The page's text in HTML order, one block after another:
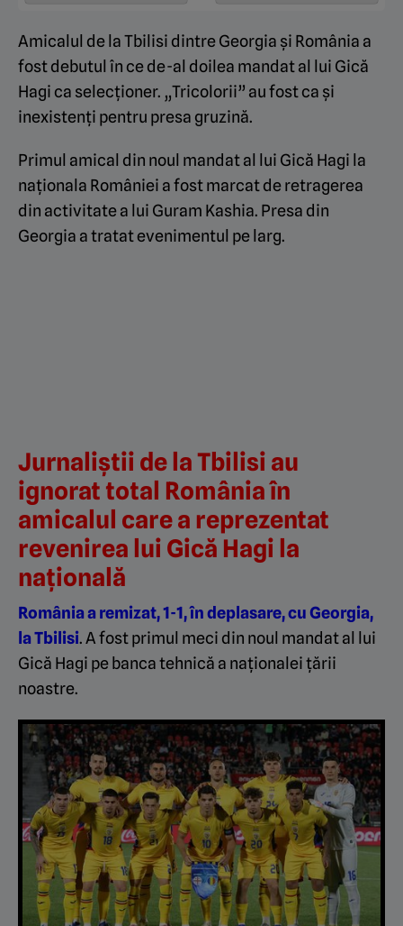
Amicalul de la Tbilisi dintre Georgia și România a
fost debutul în ce de-al doilea mandat al lui Gică
Hagi ca selecționer. „Tricolorii” au fost ca și
inexistenți pentru presa gruzină.
Primul amical din noul mandat al lui Gică Hagi la
naționala României a fost marcat de retragerea
din activitate a lui Guram Kashia. Presa din
Georgia a tratat evenimentul pe larg.
Jurnaliștii de la Tbilisi au
ignorat total România în
amicalul care a reprezentat
revenirea lui Gică Hagi la
națională
România a remizat, 1-1, în deplasare, cu Georgia,
la Tbilisi. A fost primul meci din noul mandat al lui
Gică Hagi pe banca tehnică a naționalei țării
noastre.